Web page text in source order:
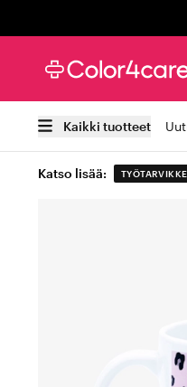
Kaikki tuotteet
Katso lisää: